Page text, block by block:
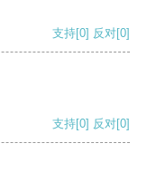
支持[0] 反对[0]
支持[0] 反对[0]